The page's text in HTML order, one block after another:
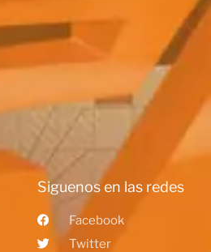
Siguenos en las redes
Facebook
Twitter